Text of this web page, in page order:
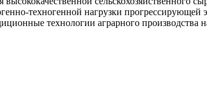
техногенной нагрузки
технологии аграрного производства